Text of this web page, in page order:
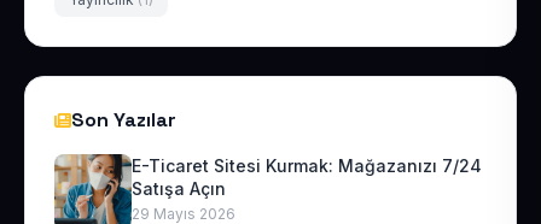
Son Yazılar
E-Ticaret Sitesi Kurmak: Mağazanızı 7/24
Satışa Açın
29 Mayıs 2026